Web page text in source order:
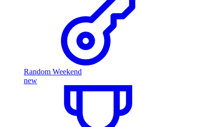
Random Weekend
new